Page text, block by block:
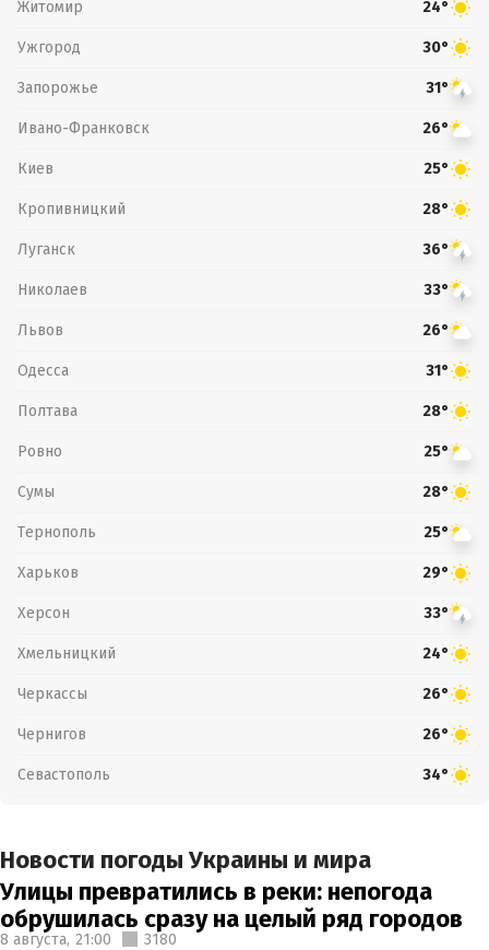
Житомир 24°
Ужгород 30°
Запорожье 31°
Ивано-Франковск 26°
Киев 25°
Кропивницкий 28°
Луганск 36°
Николаев 33°
Львов 26°
Одесса 31°
Полтава 28°
Ровно 25°
Сумы 28°
Тернополь 25°
Харьков 29°
Херсон 33°
Хмельницкий 24°
Черкассы 26°
Чернигов 26°
Севастополь 34°
Новости погоды Украины и мира
Улицы превратились в реки: непогода
обрушилась сразу на целый ряд городов
8 августа, 21:00 3180